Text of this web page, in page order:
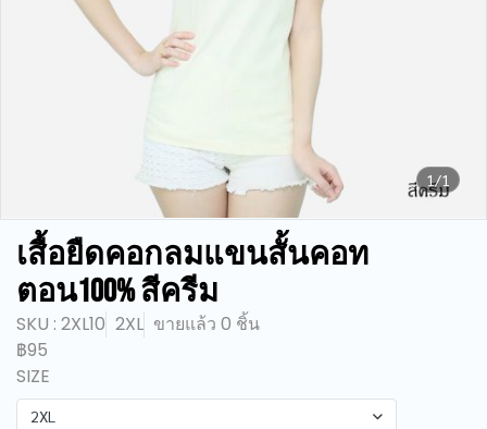
1/1
เสื้อยืดคอกลมแขนสั้นคอท
ตอน100% สีครีม
SKU : 2XL10 2XL ขายแล้ว 0 ชิ้น
฿95
SIZE
2XL